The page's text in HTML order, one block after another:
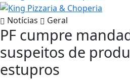
Notícias Geral
PF cumpre
suspeitos de
estupros